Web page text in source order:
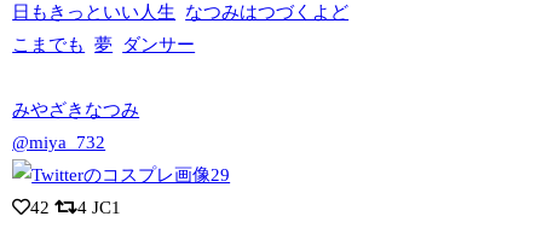
日もきっといい人生
なつみはつづくよど
こまでも
夢 ダンサー
みやざきなつみ
@miya_732
42 4 JC1